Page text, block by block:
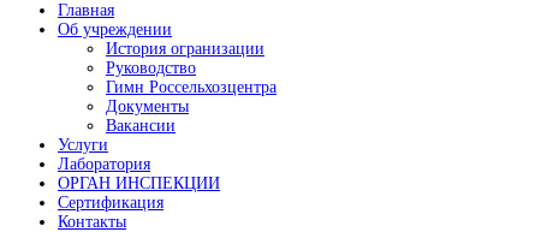
Главная
Об учреждении
История огранизации
Руководство
Гимн Россельхозцентра
Документы
Вакансии
Услуги
Лаборатория
ОРГАН ИНСПЕКЦИИ
Сертификация
Контакты